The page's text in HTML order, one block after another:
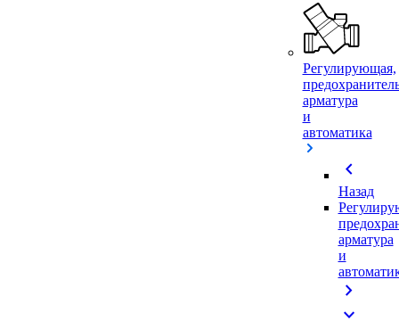
Регулирующая,
арматура
и
автоматика
chevron_left
Назад
арматура
и
chevron_right
expand_more